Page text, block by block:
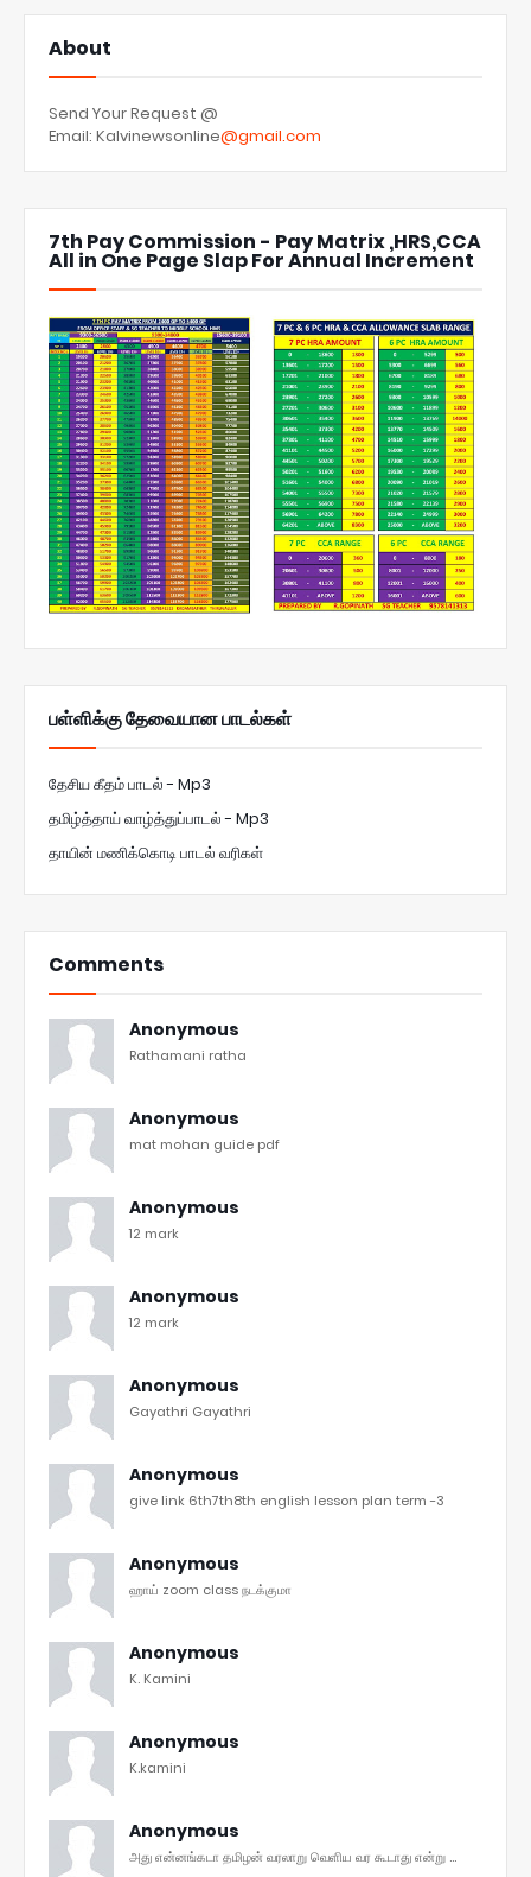
About
Send Your Request @
Email: Kalvinewsonline@gmail.com
7th Pay Commission - Pay Matrix ,HRS,CCA
All in One Page Slap For Annual Increment
பள்ளிக்கு தேவையான பாடல்கள்
தேசிய கீதம் பாடல் - Mp3
தமிழ்த்தாய் வாழ்த்துப்பாடல் - Mp3
தாயின் மணிக்கொடி பாடல் வரிகள்
Comments
Anonymous
Rathamani ratha
Anonymous
mat mohan guide pdf
Anonymous
12 mark
Anonymous
12 mark
Anonymous
Gayathri Gayathri
Anonymous
give link 6th7th8th english lesson plan term -3
Anonymous
ஹாய் zoom class நடக்குமா
Anonymous
K. Kamini
Anonymous
K.kamini
Anonymous
அது என்னங்கடா தமிழன் வரலாறு வெளிய வர கூடாது என்று ...